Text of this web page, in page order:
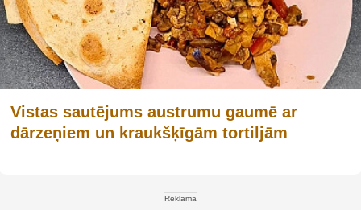
Vistas sautējums austrumu gaumē ar
dārzeņiem un kraukšķīgām tortiljām
Reklāma